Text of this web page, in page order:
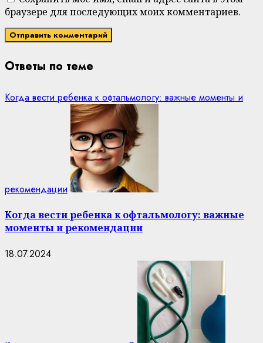
браузере для последующих моих комментариев.
Ответы по теме
Когда вести ребенка к офтальмологу: важные моменты и
рекомендации
Когда вести ребенка к офтальмологу: важные
моменты и рекомендации
18.07.2024